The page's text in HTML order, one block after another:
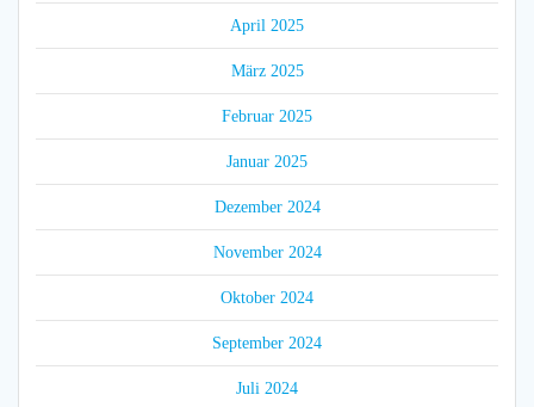
April 2025
März 2025
Februar 2025
Januar 2025
Dezember 2024
November 2024
Oktober 2024
September 2024
Juli 2024